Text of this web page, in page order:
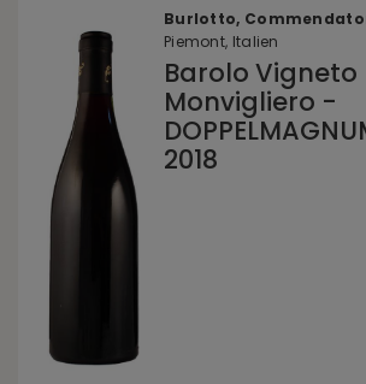
Burlotto,
Piemont, Italien
Barolo Vigneto
Monvigliero -
2018